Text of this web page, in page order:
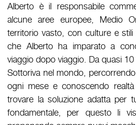
Alberto è il responsabile
alcune aree europee, Medio
territorio vasto, con culture e stili
che Alberto ha imparato a
viaggio dopo viaggio. Da quasi
Sottoriva nel mondo,
ogni mese e conoscendo
trovare la soluzione adatta per
fondamentale, per questo li